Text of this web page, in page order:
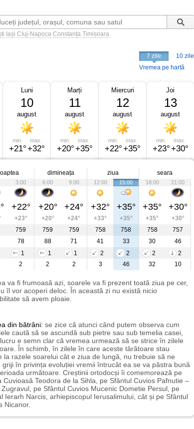
Iași Cluj-Napoca Constanța Timișoara
7 zile
10 zile
Vremea pe hartă
Luni
10
august
min.
+21°
max.
+32°
Marți
11
august
min.
+20°
max.
+35°
Miercuri
12
august
min.
+22°
max.
+35°
Joi
13
august
min.
+23°
max.
+30°
dimineața ziua seara
3:00 6:00 9:00 12:00 15:00 18:00 21:00
+22° +20° +24° +32° +35° +35° +30°
+23° +20° +24° +33° +35° +35°
+30°
759 759 759 758 758 758
757
78 88 71 41 33 30
46
1 1 1 2 2 2
2
2 2 2 3 46 32 10
va fi frumoasă azi, soarele va fi prezent toată ziua pe cer,
îl vor acoperi deloc. În această zi nu există nicio
să avem ploaie.
din bătrâni: se zice că atunci când putem observa cum
caută să se ascundă sub pietre sau sub temelia casei,
e semn clar că vremea urmează să se strice în zilele
În schimb, în zilele în care aceste târâtoare stau
la razele soarelui cât e ziua de lungă, nu trebuie să ne
griji în privința evoluției vremii întrucât ea se va păstra bună
următoare. Creștinii ortodocși îi comemorează pe
Cuvioasă Teodora de la Sihla, pe Sfântul Cuvios Pafnutie –
Zugravul, pe Sfântul Cuvios Mucenic Dometie Persul, pe
Ierarh Narcis, arhiepiscopul Ierusalimului, cât și pe Sfântul
Nicanor.